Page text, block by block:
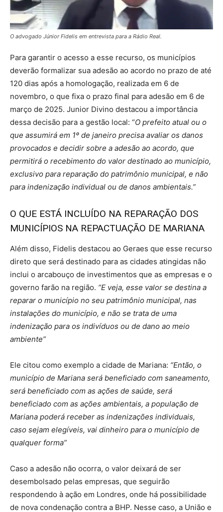
O advogado Júnior Fidelis em entrevista para a Rádio Real.
Para garantir o acesso a esse recurso, os municípios
deverão formalizar sua adesão ao acordo no prazo de até
120 dias após a homologação, realizada em 6 de
novembro, o que fixa o prazo final para adesão em 6 de
março de 2025. Junior Divino destacou a importância
dessa decisão para a gestão local: “O prefeito atual ou o
que assumirá em 1º de janeiro precisa avaliar os danos
provocados e decidir sobre a adesão ao acordo, que
permitirá o recebimento do valor destinado ao município,
exclusivo para reparação do patrimônio municipal, e não
para indenização individual ou de danos ambientais.”
O QUE ESTÁ INCLUÍDO NA REPARAÇÃO DOS
MUNICÍPIOS NA REPACTUAÇÃO DE MARIANA
Além disso, Fidelis destacou ao Geraes que esse recurso
direto que será destinado para as cidades atingidas não
inclui o arcabouço de investimentos que as empresas e o
governo farão na região. “E veja, esse valor se destina a
reparar o município no seu patrimônio municipal, nas
instalações do município, e não se trata de uma
indenização para os indivíduos ou de dano ao meio
ambiente”
Ele citou como exemplo a cidade de Mariana: “Então, o
município de Mariana será beneficiado com saneamento,
será beneficiado com as ações de saúde, será
beneficiado com as ações ambientais, a população de
Mariana poderá receber as indenizações individuais,
caso sejam elegíveis, vai dinheiro para o município de
qualquer forma”
Caso a adesão não ocorra, o valor deixará de ser
desembolsado pelas empresas, que seguirão
respondendo à ação em Londres, onde há possibilidade
de nova condenação contra a BHP. Nesse caso, a União e